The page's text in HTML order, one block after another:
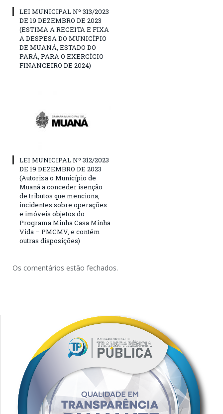
LEI MUNICIPAL Nº 313/2023
DE 19 DEZEMBRO DE 2023
(ESTIMA A RECEITA E FIXA
A DESPESA DO MUNICÍPIO
DE MUANÁ, ESTADO DO
PARÁ, PARA O EXERCÍCIO
FINANCEIRO DE 2024)
LEI MUNICIPAL Nº 312/2023
DE 19 DEZEMBRO DE 2023
(Autoriza o Município de
Muaná a conceder isenção
de tributos que menciona,
incidentes sobre operações
e imóveis objetos do
Programa Minha Casa Minha
Vida – PMCMV, e contém
outras disposições)
Os comentários estão fechados.